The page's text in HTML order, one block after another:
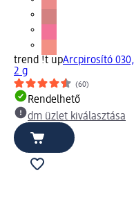
trend !t upArcpirosító 030,
2 g
(60)
Rendelhető
dm üzlet kiválasztása